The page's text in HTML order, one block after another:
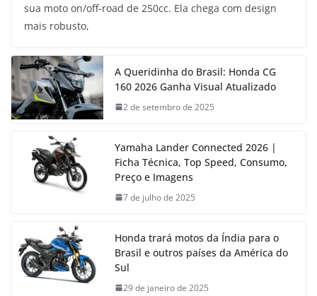
sua moto on/off-road de 250cc. Ela chega com design
mais robusto,
A Queridinha do Brasil: Honda CG
160 2026 Ganha Visual Atualizado
2 de setembro de 2025
Yamaha Lander Connected 2026 |
Ficha Técnica, Top Speed, Consumo,
Preço e Imagens
7 de julho de 2025
Honda trará motos da Índia para o
Brasil e outros países da América do
Sul
29 de janeiro de 2025